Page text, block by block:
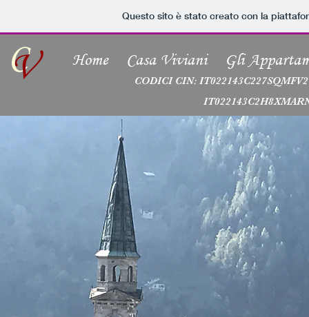
Questo sito è stato creato con la
Home Casa Viviani Gli
CODICI CIN:
IT022143C2H8XMARNW -